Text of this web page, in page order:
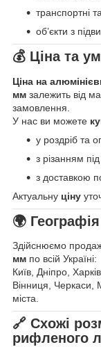
транспортні
об’єкти з
💰 Ціна та
Ціна на
мм залежить від
замовлення.
У нас ви можете
у роздріб та
з різанням
з доставкою
Актуальну ціну
🌍
Здійснюємо
мм по всій Україні:
Київ, Дніпро,
Вінниця, Черкаси,
міста.
🔗 Схожі
рифленого